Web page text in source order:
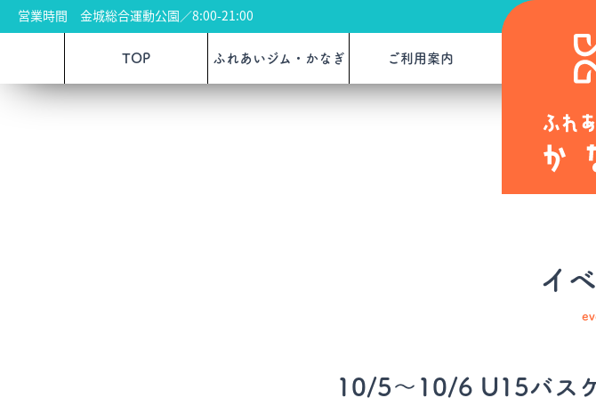
営業時間 金城総合運動公園／8:00-21:00
TOP ふれあいジム・かなぎ ご利用案内
イ
10/5～10/6 U15バス